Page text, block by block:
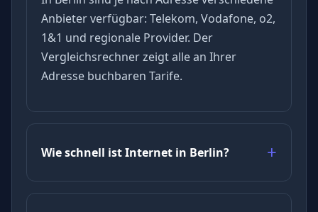
Anbieter verfügbar: Telekom, Vodafone, o2,
1&1 und regionale Provider. Der
Vergleichsrechner zeigt alle an Ihrer
Adresse buchbaren Tarife.
Wie schnell ist Internet in Berlin?